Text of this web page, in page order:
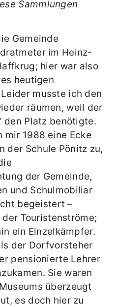
Sammlungen
Gemeinde
im Heinz-
hier war also
heutigen
musste ich den
räumen, weil der
den Platz benötigte.
mir 1988 eine Ecke
der Schule Pönitz zu,
der Gemeinde,
und Schulmobiliar
begeistert –
Touristenströme;
ein Einzelkämpfer.
der Dorfvorsteher
pensionierte Lehrer
Sie waren
überzeugt
es doch hier zu